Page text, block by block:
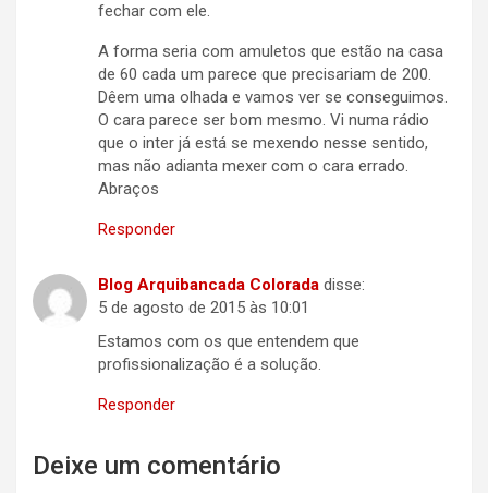
fechar com ele.
A forma seria com amuletos que estão na casa
de 60 cada um parece que precisariam de 200.
Dêem uma olhada e vamos ver se conseguimos.
O cara parece ser bom mesmo. Vi numa rádio
que o inter já está se mexendo nesse sentido,
mas não adianta mexer com o cara errado.
Abraços
Responder
Blog Arquibancada Colorada disse:
5 de agosto de 2015 às 10:01
Estamos com os que entendem que
profissionalização é a solução.
Responder
Deixe um comentário